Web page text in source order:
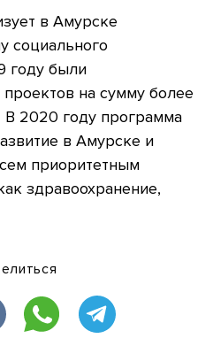
в Амурске
социального
году были
на сумму более
В 2020 году программа
в Амурске и
приоритетным
здравоохранение,